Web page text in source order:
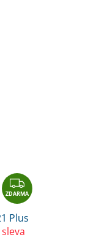
Z
D
A
R
ZDARMA
Plus